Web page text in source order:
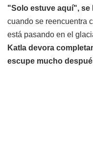
"Solo estuve aquí", se
cuando se reencuentra
está pasando en el
Katla devora
escupe mucho